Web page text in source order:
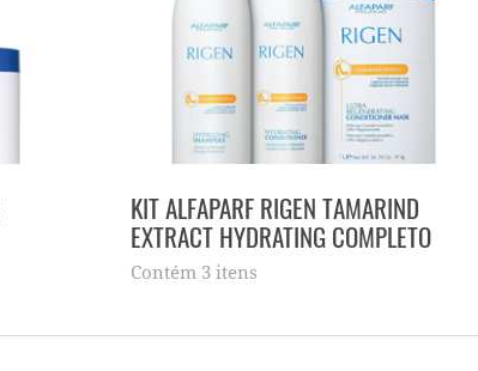
KIT ALFAPARF RIGEN TAMARIND
EXTRACT HYDRATING COMPLETO
Contém 3 itens